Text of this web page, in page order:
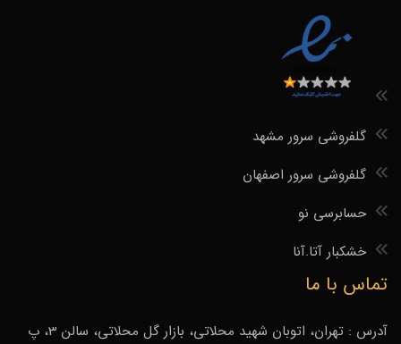
گلفروشی سرور مشهد
گلفروشی سرور اصفهان
حسابرسی نو
خشکبار آتا.آنا
تماس با ما
آدرس : تهران، اتوبان شهید محلاتی، بازار گل محلاتی، سالن 3، پ